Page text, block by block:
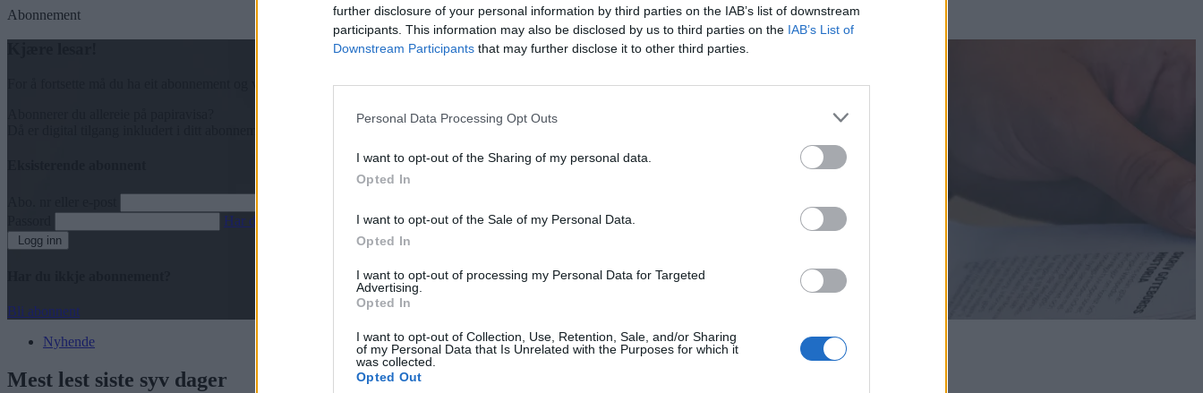
further disclosure of your personal information by third parties on the IAB’s list of downstream
participants. This information may also be disclosed by us to third parties on the IAB’s List of
Downstream Participants that may further disclose it to other third parties.
Personal Data Processing Opt Outs
I want to opt-out of the Sharing of my personal data.
Opted In
I want to opt-out of the Sale of my Personal Data.
Opted In
I want to opt-out of processing my Personal Data for Targeted
Advertising.
Opted In
I want to opt-out of Collection, Use, Retention, Sale, and/or Sharing
of my Personal Data that Is Unrelated with the Purposes for which it
was collected.
Opted Out
Abonnement
Har du gløymt passordet?
Logg inn
Bli abonnent
Nyhende
Mest lest siste syv dager